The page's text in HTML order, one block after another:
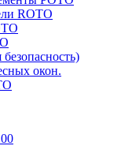
ROTO
окон.